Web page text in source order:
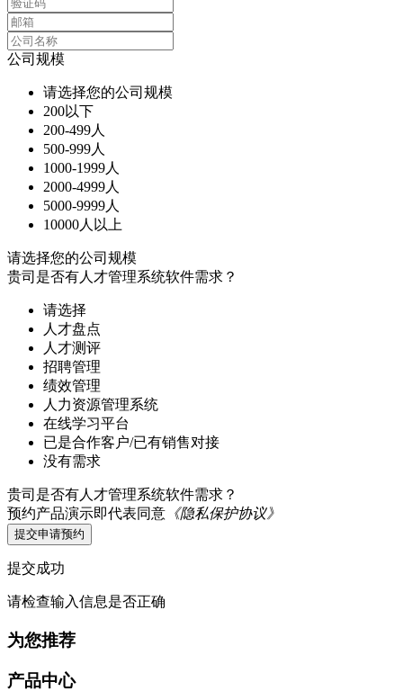
公司规模
请选择您的公司规模
200以下
200-499人
500-999人
1000-1999人
2000-4999人
5000-9999人
10000人以上
请选择您的公司规模
贵司是否有人才管理系统软件需求？
请选择
人才盘点
人才测评
招聘管理
绩效管理
人力资源管理系统
在线学习平台
已是合作客户/已有销售对接
没有需求
贵司是否有人才管理系统软件需求？
预约产品演示即代表同意 《隐私保护协议》
提交申请预约
提交成功
请检查输入信息是否正确
为您推荐
产品中心